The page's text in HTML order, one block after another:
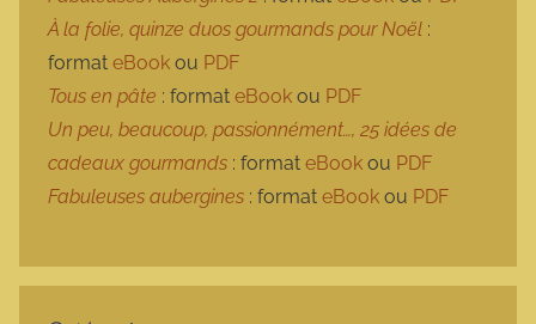
À la folie, quinze duos gourmands pour Noël :
format eBook ou PDF
Tous en pâte : format eBook ou PDF
Un peu, beaucoup, passionnément…, 25 idées de
cadeaux gourmands : format eBook ou PDF
Fabuleuses aubergines : format eBook ou PDF